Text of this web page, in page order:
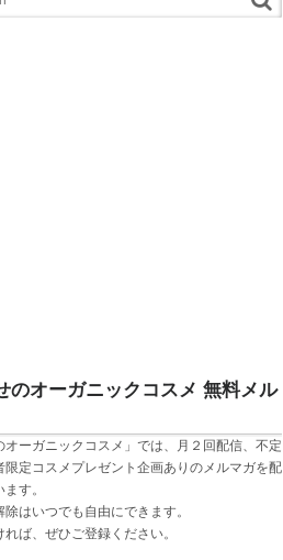
のオーガニックコスメ 無料メル
オーガニックコスメ」では、月２回配信、不定
限定コスメプレゼント企画ありのメルマガを配
す。
除はいつでも自由にできます。
れば、ぜひご登録ください。